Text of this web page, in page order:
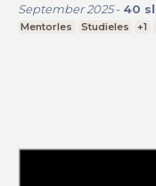
September 2025- 40
Mentorles Studieles +1